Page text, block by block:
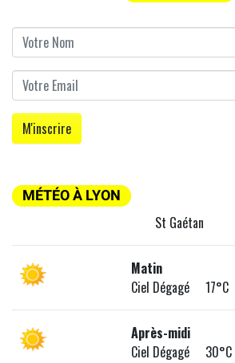
MÉTÉO À LYON
St Gaétan
Matin
Ciel Dégagé 17°C
Après-midi
Ciel Dégagé 30°C